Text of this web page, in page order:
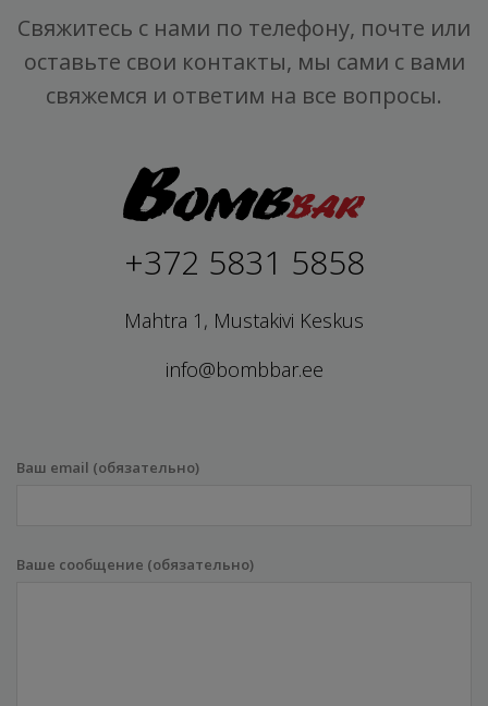
Свяжитесь с нами по телефону, почте или
оставьте свои контакты, мы сами с вами
свяжемся и ответим на все вопросы.
+372 5831 5858
Mahtra 1, Mustakivi Keskus
info@bombbar.ee
Ваш email (обязательно)
Ваше сообщение (обязательно)